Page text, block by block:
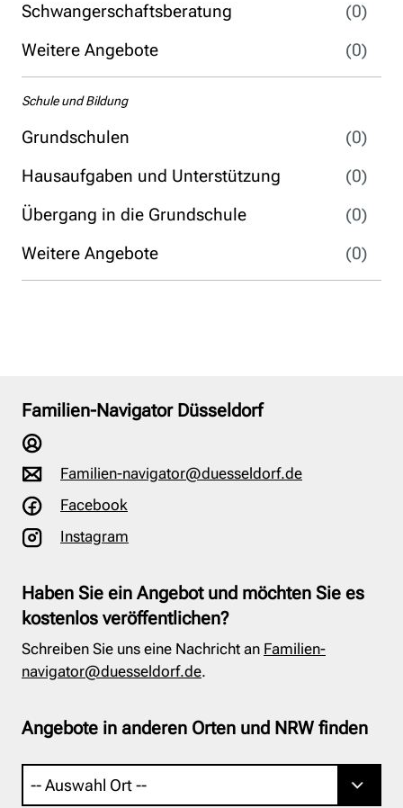
Schwangerschaftsberatung
(0)
Weitere Angebote
(0)
Schule und Bildung
Grundschulen
(0)
Hausaufgaben und Unterstützung
(0)
Übergang in die Grundschule
(0)
Weitere Angebote
(0)
Familien-Navigator Düsseldorf
Familien-navigator@duesseldorf.de
Facebook
Instagram
Haben Sie ein Angebot und möchten Sie es
kostenlos veröffentlichen?
Schreiben Sie uns eine Nachricht an Familien-
navigator@duesseldorf.de.
Angebote in anderen Orten und NRW finden